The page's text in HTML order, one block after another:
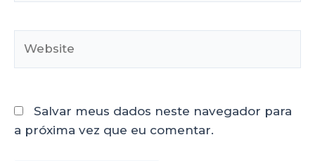
Salvar meus dados neste navegador para
a próxima vez que eu comentar.